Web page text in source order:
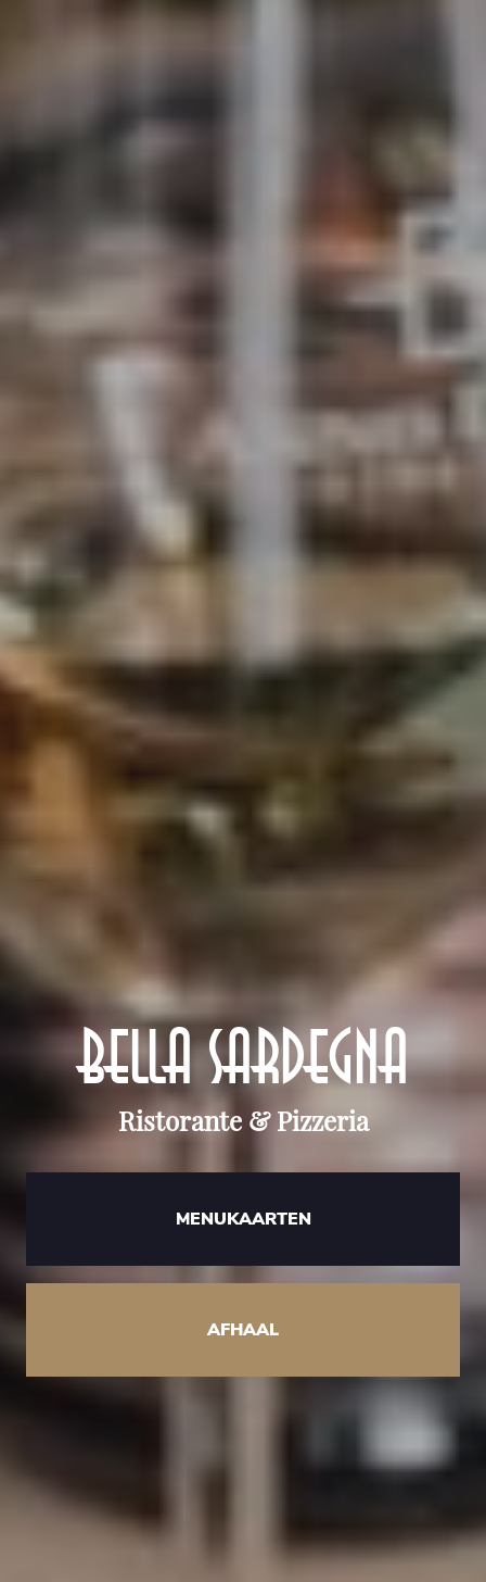
BELLA SARDEGNA
Ristorante & Pizzeria
MENUKAARTEN
AFHAAL